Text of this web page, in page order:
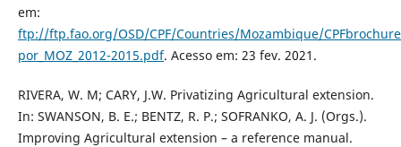
em:
ftp://ftp.fao.org/OSD/CPF/Countries/Mozambique/
por_MOZ_2012-2015.pdf. Acesso em: 23 fev. 2021.
RIVERA, W. M; CARY, J.W. Privatizing Agricultural extension.
In: SWANSON, B. E.; BENTZ, R. P.; SOFRANKO, A. J. (Orgs.).
Improving Agricultural extension – a reference manual.